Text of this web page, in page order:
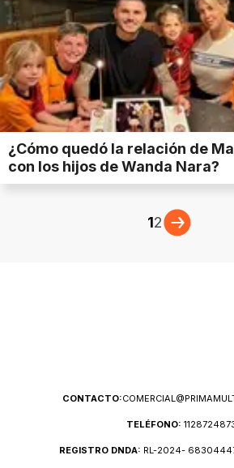
¿Cómo quedó la relación de
con los hijos de Wanda Nara?
12
CONTACTO:
TELÉFONO:
REGISTRO DNDA: RL-2024-